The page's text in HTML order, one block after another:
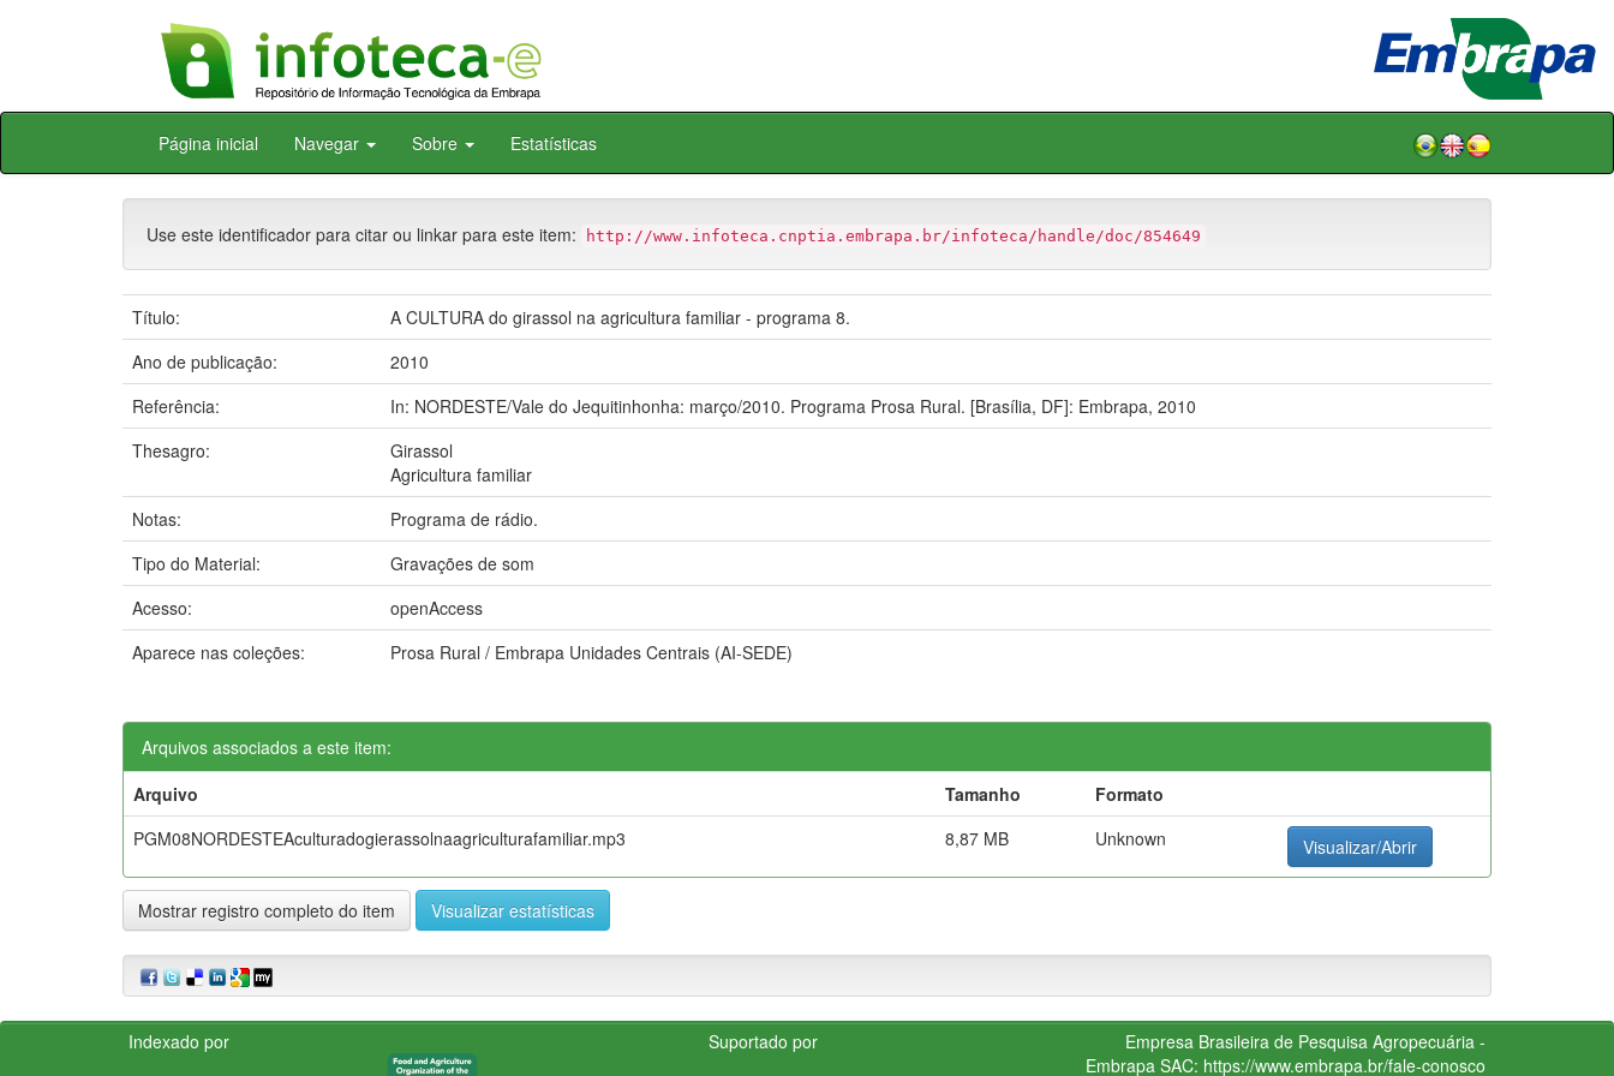
Skip
Página inicial Navegar Sobre Estatísticas
Use este identificador para citar ou linkar para este item: http://www.infoteca.cnptia.embrapa.br/infoteca/handle/doc/854649
Título:
A CULTURA do girassol na agricultura familiar - programa 8.
Ano de publicação:
2010
Referência:
In: NORDESTE/Vale do Jequitinhonha: março/2010. Programa Prosa Rural. [Brasília, DF]: Embrapa, 2010
Thesagro:
Girassol
Agricultura familiar
Notas:
Programa de rádio.
Tipo do Material:
Gravações de som
Acesso:
openAccess
Aparece nas coleções:
Prosa Rural / Embrapa Unidades Centrais (AI-SEDE)
Arquivos associados a este item:
Arquivo
Tamanho
Formato
PGM08NORDESTEAculturadogierassolnaagriculturafamiliar.mp3
8,87 MB Unknown Visualizar/Abrir
Mostrar registro completo do item Visualizar estatísticas
Indexado por Suportado por
Empresa Brasileira de Pesquisa Agropecuária -
Embrapa SAC: https://www.embrapa.br/fale-conosco